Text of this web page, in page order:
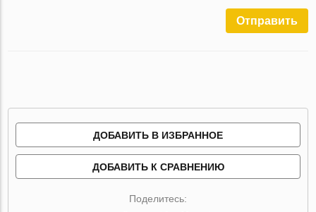
Отправить
ДОБАВИТЬ В ИЗБРАННОЕ
ДОБАВИТЬ К СРАВНЕНИЮ
Поделитесь: